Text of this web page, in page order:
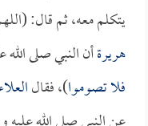
يتكلم معه، ثم قال:
هريرةأن النبي صلى
فلا تصوموا)، فقالالعلاء